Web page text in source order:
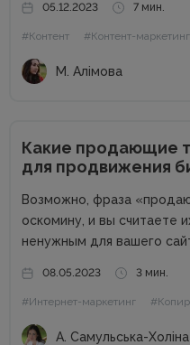
несколько размытая, но
предлагалась позиция...
05.12.2023 7 мин.
#Контент #Контент-маркетинг
М. Алімова
Какие продающие
для продвижения
Возможно, фраза
оскомину, и вы считаете
ненужным для вашего
которые помогают
называть их...
08.05.2023 3 мин.
#Интернет-маркетинг
А. Самульська-Холіна